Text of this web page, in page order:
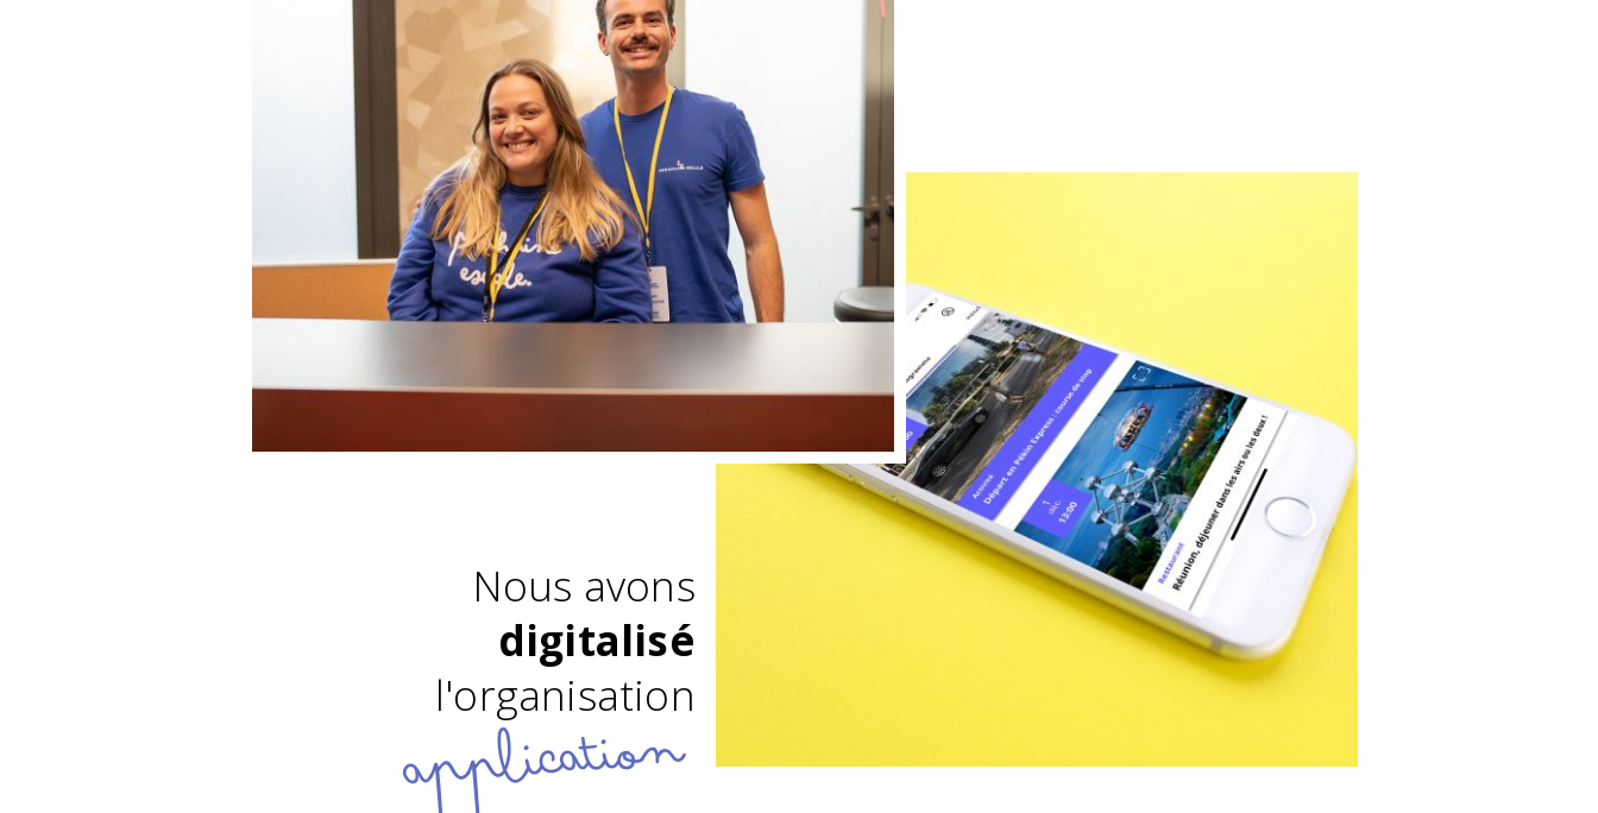
Nous avons
digitalisé
l'organisation
application